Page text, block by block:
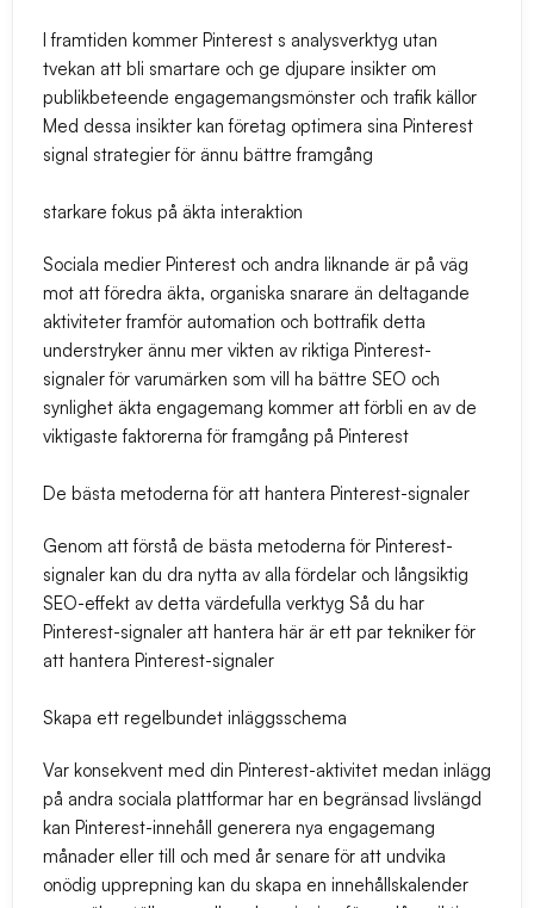
I framtiden kommer Pinterest s analysverktyg utan
tvekan att bli smartare och ge djupare insikter om
publikbeteende engagemangsmönster och trafik källor
Med dessa insikter kan företag optimera sina Pinterest
signal strategier för ännu bättre framgång
starkare fokus på äkta interaktion
Sociala medier Pinterest och andra liknande är på väg
mot att föredra äkta, organiska snarare än deltagande
aktiviteter framför automation och bottrafik detta
understryker ännu mer vikten av riktiga Pinterest-
signaler för varumärken som vill ha bättre SEO och
synlighet äkta engagemang kommer att förbli en av de
viktigaste faktorerna för framgång på Pinterest
De bästa metoderna för att hantera Pinterest-signaler
Genom att förstå de bästa metoderna för Pinterest-
signaler kan du dra nytta av alla fördelar och långsiktig
SEO-effekt av detta värdefulla verktyg Så du har
Pinterest-signaler att hantera här är ett par tekniker för
att hantera Pinterest-signaler
Skapa ett regelbundet inläggsschema
Var konsekvent med din Pinterest-aktivitet medan inlägg
på andra sociala plattformar har en begränsad livslängd
kan Pinterest-innehåll generera nya engagemang
månader eller till och med år senare för att undvika
onödig upprepning kan du skapa en innehållskalender